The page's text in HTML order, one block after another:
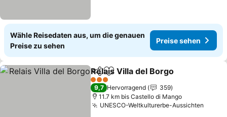
Wähle Reisedaten aus, um die genauen
Preise zu sehen
Preise sehen
TeilenZu Favoriten hinzufügen
Relais Villa del Borgo
3 Sterne
9,7 Hervorragend
359
11.7 km bis Castello di Mango
UNESCO-Weltkulturerbe-Aussichten